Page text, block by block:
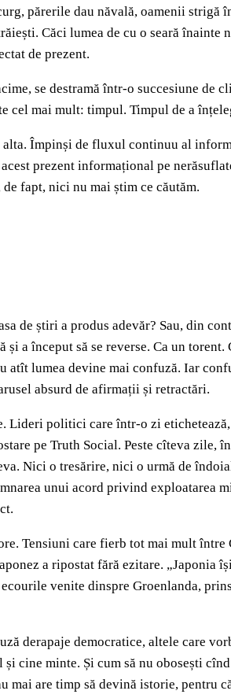
părerile dau năvală, oamenii
Căci lumea de cu o seară
de prezent.
se destramă într-o succesiune
cel mai mult: timpul. Timpul de a
alta. Împinși de fluxul continuu al
prezent informațional pe
fapt, nici nu mai știm ce căutăm.
de știri a produs adevăr? Sau, din
a început să se reverse. Ca un
lumea devine mai confuză. Iar
absurd de afirmații și retractări.
Lideri politici care într-o zi
pe Truth Social. Peste cîteva zile,
Nici o tresărire, nici o urmă de
unui acord privind
Tensiuni care fierb tot mai mult
a ripostat fără ezitare. „Japonia
venite dinspre Groenlanda,
derapaje democratice, altele care
cine minte. Și cum să nu obosești
mai are timp să devină istorie, pentru